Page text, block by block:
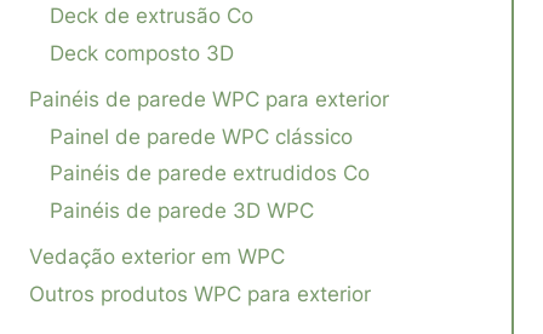
Deck de extrusão Co
Deck composto 3D
Painéis de parede WPC para exterior
Painel de parede WPC clássico
Painéis de parede extrudidos Co
Painéis de parede 3D WPC
Vedação exterior em WPC
Outros produtos WPC para exterior